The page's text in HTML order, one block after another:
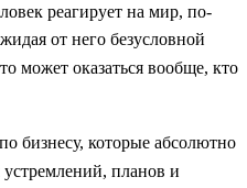
реагирует на мир, по-
от него безусловной
может оказаться вообще, кто
бизнесу, которые абсолютно
планов и